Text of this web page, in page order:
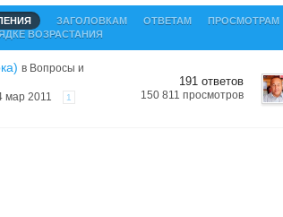
ЗАГОЛОВКАМ ОТВЕТАМ ПРОСМОТРАМ
ВОЗРАСТАНИЯ
в Вопросы и
мар 2011
1
191 ответов
150 811 просмотров